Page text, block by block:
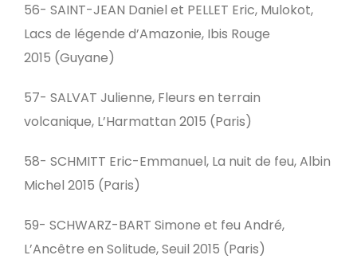
56- SAINT-JEAN Daniel et PELLET Eric, Mulokot,
Lacs de légende d’Amazonie, Ibis Rouge
2015 (Guyane)
57- SALVAT Julienne, Fleurs en terrain
volcanique, L’Harmattan 2015 (Paris)
58- SCHMITT Eric-Emmanuel, La nuit de feu, Albin
Michel 2015 (Paris)
59- SCHWARZ-BART Simone et feu André,
L’Ancêtre en Solitude, Seuil 2015 (Paris)